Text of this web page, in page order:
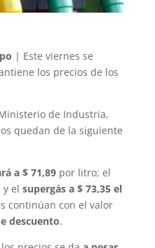
| Este viernes se
los precios de los
de Industria,
quedan de la siguiente
a $ 71,89por litro; el
el supergás a $ 73,35 el
continúan con el valor
descuento.